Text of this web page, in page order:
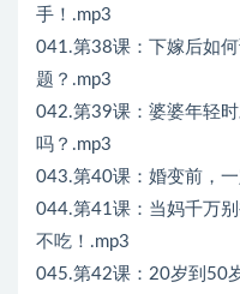
手！.mp3
041.第38课：下嫁后如
题？.mp3
042.第39课：婆婆年轻
吗？.mp3
043.第40课：婚变前，
044.第41课：当妈千万
不吃！.mp3
045.第42课：20岁到50